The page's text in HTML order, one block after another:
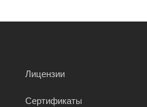
Лицензии
Сертификаты